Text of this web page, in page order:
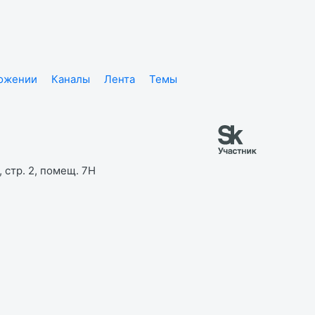
Каналы Лента
Темы
стр. 2, помещ. 7Н